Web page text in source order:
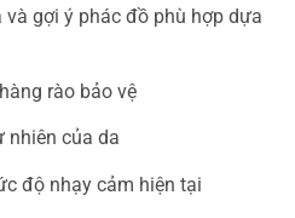
gợi ý phác đồ phù hợp dựa
rào bảo vệ
nhiên của da
độ nhạy cảm hiện tại